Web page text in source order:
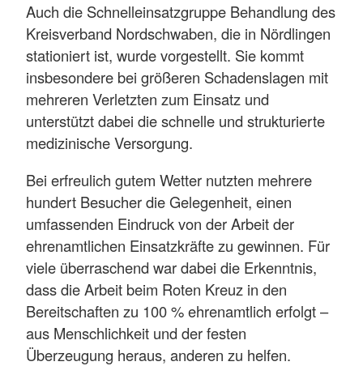
Auch die Schnelleinsatzgruppe Behandlung des
Kreisverband Nordschwaben, die in Nördlingen
stationiert ist, wurde vorgestellt. Sie kommt
insbesondere bei größeren Schadenslagen mit
mehreren Verletzten zum Einsatz und
unterstützt dabei die schnelle und strukturierte
medizinische Versorgung.
Bei erfreulich gutem Wetter nutzten mehrere
hundert Besucher die Gelegenheit, einen
umfassenden Eindruck von der Arbeit der
ehrenamtlichen Einsatzkräfte zu gewinnen. Für
viele überraschend war dabei die Erkenntnis,
dass die Arbeit beim Roten Kreuz in den
Bereitschaften zu 100 % ehrenamtlich erfolgt –
aus Menschlichkeit und der festen
Überzeugung heraus, anderen zu helfen.